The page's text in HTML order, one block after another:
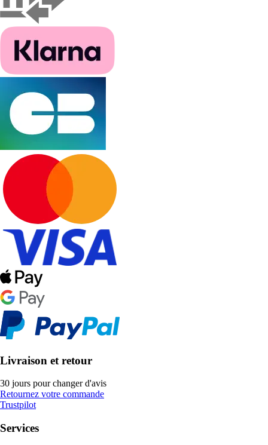
Livraison et retour
30 jours pour changer d'avis
Retournez votre commande
Trustpilot
Services